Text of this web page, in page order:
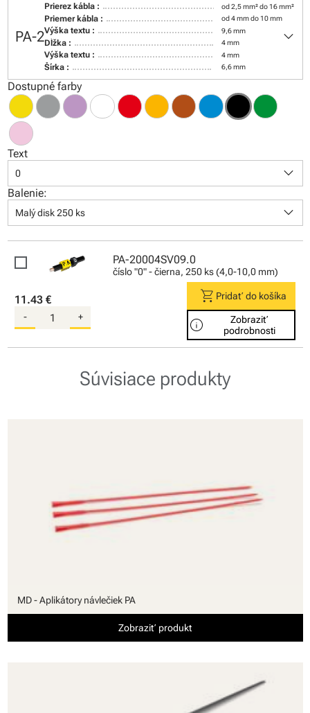
PA-2
Prierez kábla : od 2,5 mm² do 16 mm²
Priemer kábla : od 4 mm do 10 mm
Výška textu : 9,6 mm
Dĺžka : 4 mm
Výška textu : 4 mm
Šírka : 6,6 mm
keyboard_arrow_down
Dostupné farby
Text
0 keyboard_arrow_down
Balenie:
Malý disk 250 ks keyboard_arrow_down
PA-20004SV09.0
číslo "0" - čierna, 250 ks (4,0-10,0 mm)
11.43 €
- +
shopping_cart Pridať do košíka
info
Zobraziť
podrobnosti
Súvisiace produkty
MD - Aplikátory návlečiek PA
Zobraziť produkt